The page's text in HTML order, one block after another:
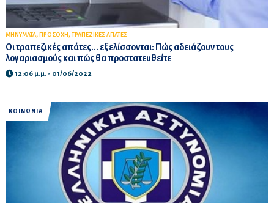
ΜΗΝΥΜΑΤΑ, ΠΡΟΣΟΧΗ , ΤΡΑΠΕΖΙΚΕΣ ΑΠΑΤΕΣ
Οι τραπεζικές απάτες... εξελίσσονται: Πώς αδειάζουν τους
λογαριασμούς και πώς θα προστατευθείτε
12:06 μ.μ. - 01/06/2022
ΚΟΙΝΩΝΙΑ